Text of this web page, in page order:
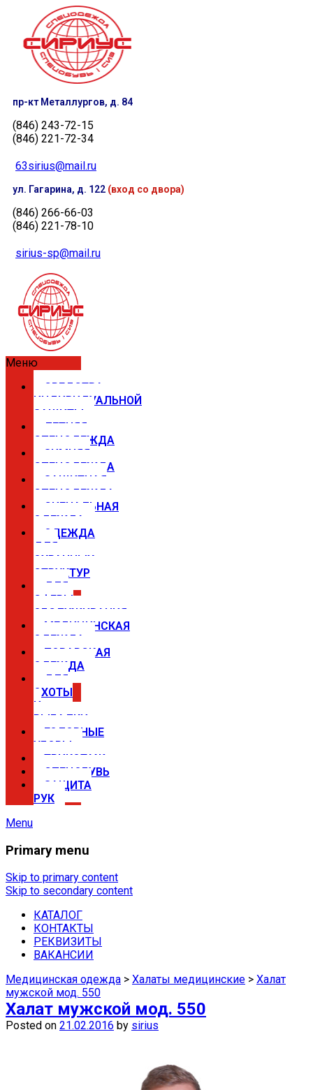
пр-кт Металлургов, д. 84
(846) 243-72-15
(846) 221-72-34
63sirius@mail.ru
ул. Гагарина, д. 122 (вход со двора)
(846) 266-66-03
(846) 221-78-10
sirius-sp@mail.ru
Меню
СРЕДСТВА
ИНДИВИДУАЛЬНОЙ
ЗАЩИТЫ
ЛЕТНЯЯ
СПЕЦОДЕЖДА
ЗИМНЯЯ
СПЕЦОДЕЖДА
ЗАЩИТНАЯ
СПЕЦОДЕЖДА
СИГНАЛЬНАЯ
ОДЕЖДА
ОДЕЖДА
ДЛЯ
ОХРАННЫХ
СТРУКТУР
ДЛЯ
СФЕРЫ
ОБСЛУЖИВАНИЯ
МЕДИЦИНСКАЯ
ОДЕЖДА
ПОВАРСКАЯ
ОДЕЖДА
ДЛЯ
ОХОТЫ
И
РЫБАЛКИ
ГОЛОВНЫЕ
УБОРЫ
ТРИКОТАЖ
СПЕЦОБУВЬ
ЗАЩИТА
РУК
Menu
Спецодежда в Самаре —
магазины Сириус
Купить спецодежду, спецобувь,
средства защиты недорого можно в
наших магазинах в Самаре.
Primary menu
Skip to primary content
Skip to secondary content
КАТАЛОГ
КОНТАКТЫ
РЕКВИЗИТЫ
ВАКАНСИИ
Медицинская одежда > Халаты медицинские > Халат
мужской мод. 550
Халат мужской мод. 550
Posted on 21.02.2016 by sirius